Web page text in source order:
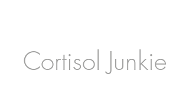
Cortisol Junkie